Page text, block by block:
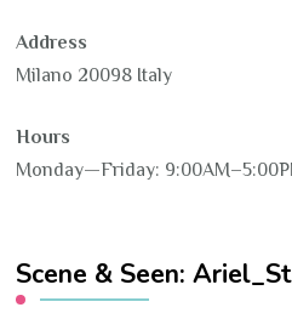
Address
Milano 20098 Italy
Hours
Monday—Friday:
Scene & Seen: